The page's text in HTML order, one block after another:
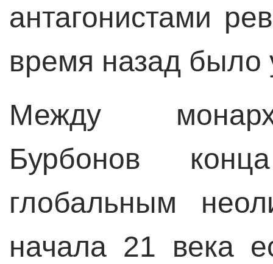
антагонистами
время назад было
Между
Бурбонов
глобальным
начала 21 века